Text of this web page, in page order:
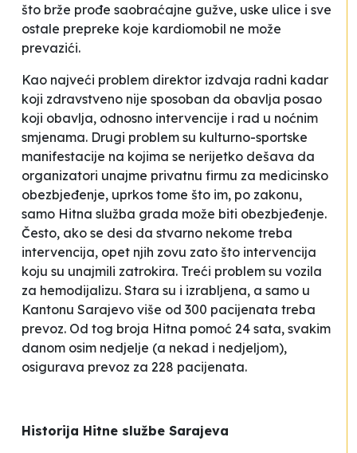
što brže prođe saobraćajne gužve, uske ulice i sve
ostale prepreke koje kardiomobil ne može
prevazići.
Kao najveći problem direktor izdvaja radni kadar
koji zdravstveno nije sposoban da obavlja posao
koji obavlja, odnosno intervencije i rad u noćnim
smjenama. Drugi problem su kulturno-sportske
manifestacije na kojima se nerijetko dešava da
organizatori unajme privatnu firmu za medicinsko
obezbjeđenje, uprkos tome što im, po zakonu,
samo Hitna služba grada može biti obezbjeđenje.
Često, ako se desi da stvarno nekome treba
intervencija, opet njih zovu zato što intervencija
koju su unajmili zatrokira. Treći problem su vozila
za hemodijalizu. Stara su i izrabljena, a samo u
Kantonu Sarajevo više od 300 pacijenata treba
prevoz. Od tog broja Hitna pomoć 24 sata, svakim
danom osim nedjelje (a nekad i nedjeljom),
osigurava prevoz za 228 pacijenata.
Historija Hitne službe Sarajeva